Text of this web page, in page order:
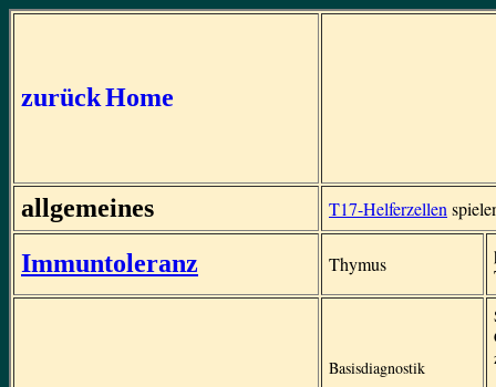
zurückHome
allgemeines T17-Helferzellen
Immuntoleranz Thymus
Basisdiagnostik